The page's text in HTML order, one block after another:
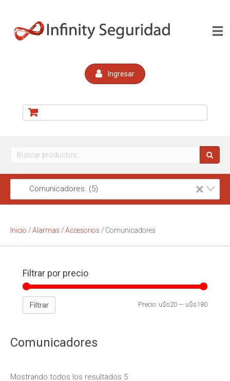
Ingresar
Buscar
×
Comunicadores (5)
Inicio /Alarmas /Accesorios / Comunicadores
Filtrar por precio
Filtrar Precio: u$s20 — u$s180
Comunicadores
Mostrando todos los resultados 5